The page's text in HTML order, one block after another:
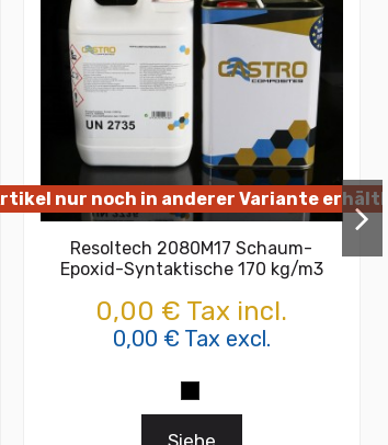
nur noch in anderer Variante
Resoltech 2080M17 Schaum-
Epoxid-Syntaktische 170 kg/m3
0,00 € Tax incl.
0,00 € Tax excl.